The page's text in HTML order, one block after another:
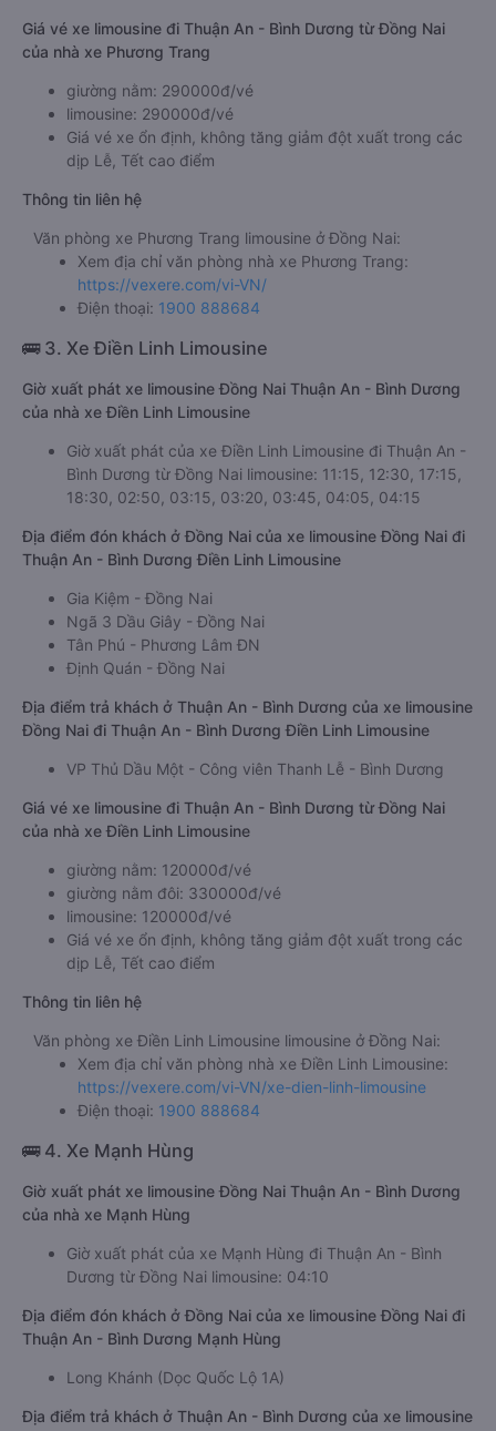
Giá vé xe limousine đi Thuận An - Bình Dương từ Đồng Nai
của nhà xe Phương Trang
giường nằm: 290000đ/vé
limousine: 290000đ/vé
Giá vé xe ổn định, không tăng giảm đột xuất trong các
dịp Lễ, Tết cao điểm
Thông tin liên hệ
Văn phòng xe Phương Trang limousine ở Đồng Nai:
Xem địa chỉ văn phòng nhà xe Phương Trang:
https://vexere.com/vi-VN/
Điện thoại: 1900 888684
🚌 3. Xe Điền Linh Limousine
Giờ xuất phát xe limousine Đồng Nai Thuận An - Bình Dương
của nhà xe Điền Linh Limousine
Giờ xuất phát của xe Điền Linh Limousine đi Thuận An -
Bình Dương từ Đồng Nai limousine: 11:15, 12:30, 17:15,
18:30, 02:50, 03:15, 03:20, 03:45, 04:05, 04:15
Địa điểm đón khách ở Đồng Nai của xe limousine Đồng Nai đi
Thuận An - Bình Dương Điền Linh Limousine
Gia Kiệm - Đồng Nai
Ngã 3 Dầu Giây - Đồng Nai
Tân Phú - Phương Lâm ĐN
Định Quán - Đồng Nai
Địa điểm trả khách ở Thuận An - Bình Dương của xe limousine
Đồng Nai đi Thuận An - Bình Dương Điền Linh Limousine
VP Thủ Dầu Một - Công viên Thanh Lễ - Bình Dương
Giá vé xe limousine đi Thuận An - Bình Dương từ Đồng Nai
của nhà xe Điền Linh Limousine
giường nằm: 120000đ/vé
giường nằm đôi: 330000đ/vé
limousine: 120000đ/vé
Giá vé xe ổn định, không tăng giảm đột xuất trong các
dịp Lễ, Tết cao điểm
Thông tin liên hệ
Văn phòng xe Điền Linh Limousine limousine ở Đồng Nai:
Xem địa chỉ văn phòng nhà xe Điền Linh Limousine:
https://vexere.com/vi-VN/xe-dien-linh-limousine
Điện thoại: 1900 888684
🚌 4. Xe Mạnh Hùng
Giờ xuất phát xe limousine Đồng Nai Thuận An - Bình Dương
của nhà xe Mạnh Hùng
Giờ xuất phát của xe Mạnh Hùng đi Thuận An - Bình
Dương từ Đồng Nai limousine: 04:10
Địa điểm đón khách ở Đồng Nai của xe limousine Đồng Nai đi
Thuận An - Bình Dương Mạnh Hùng
Long Khánh (Dọc Quốc Lộ 1A)
Địa điểm trả khách ở Thuận An - Bình Dương của xe limousine